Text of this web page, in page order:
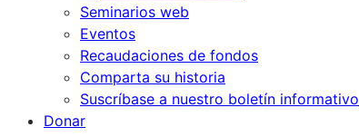
Seminarios web
Eventos
Recaudaciones de fondos
Comparta su historia
Suscríbase a nuestro boletín informativo
Donar